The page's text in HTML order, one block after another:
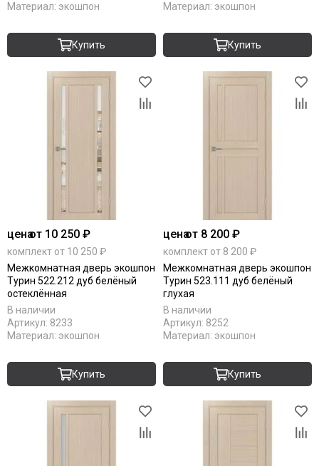
Материал: экошпон
Купить
Материал: экошпон
Купить
ценаот 10 250 ₽
комплект от 10 250 ₽
Межкомнатная дверь экошпон
Турин 522.212 дуб белёный
остеклённая
В наличии
Артикул: 8233
Материал: экошпон
Купить
ценаот 8 200 ₽
комплект от 8 200 ₽
Межкомнатная дверь экошпон
Турин 523.111 дуб белёный
глухая
В наличии
Артикул: 8252
Материал: экошпон
Купить